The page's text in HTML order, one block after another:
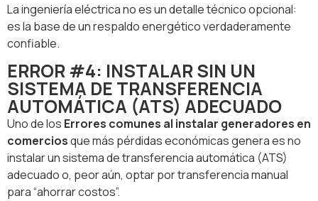
La ingeniería eléctrica no es un detalle técnico opcional:
es la base de un respaldo energético verdaderamente
confiable.
ERROR #4: INSTALAR SIN UN
SISTEMA DE TRANSFERENCIA
AUTOMÁTICA (ATS) ADECUADO
Uno de los Errores comunes al instalar generadores en
comerciosque más pérdidas económicas genera es no
instalar un sistema de transferencia automática (ATS)
adecuado o, peor aún, optar por transferencia manual
para “ahorrar costos”.